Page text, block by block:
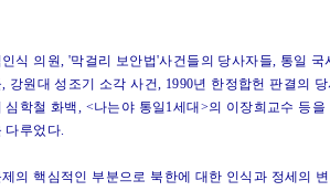
식 의원, '막걸리 보안법'사건들의 당사자들, 통일
강원대 성조기 소각 사건, 1990년 한정합헌 판결의
심학철 화백, <나는야 통일1세대>의 이장희교수 등
다루었다.
의 핵심적인 부분으로 북한에 대한 인식과 정세의